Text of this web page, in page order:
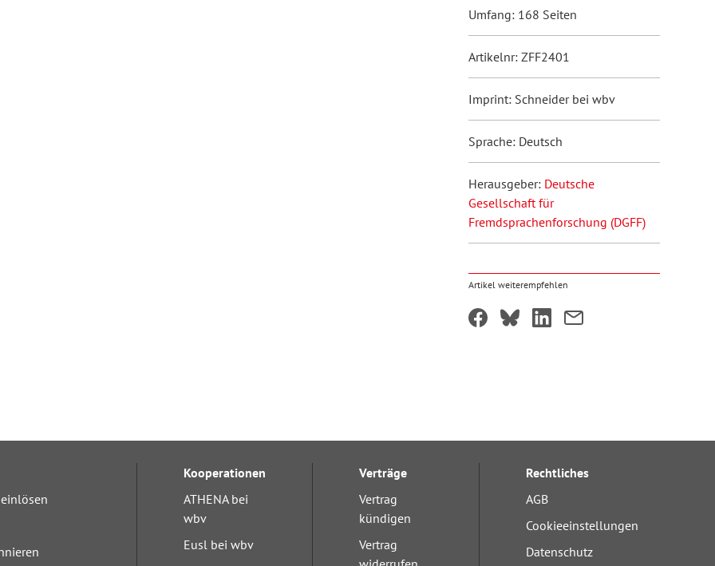
Umfang: 168 Seiten
Artikelnr: ZFF2401
Imprint: Schneider bei wbv
Sprache: Deutsch
Herausgeber: Deutsche
Gesellschaft für
Fremdsprachenforschung (DGFF)
Artikel weiterempfehlen
Kooperationen
ATHENA bei
wbv
Eusl bei wbv
Verträge
Vertrag
kündigen
Vertrag
Rechtliches
AGB
Cookieeinstellungen
Datenschutz